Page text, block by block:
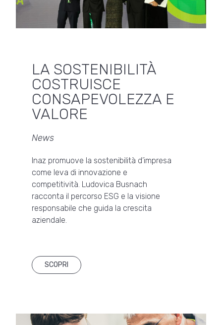
LA SOSTENIBILITÀ
COSTRUISCE
CONSAPEVOLEZZA E
VALORE
News
Inaz promuove la sostenibilità d’impresa
come leva di innovazione e
competitività. Ludovica Busnach
racconta il percorso ESG e la visione
responsabile che guida la crescita
aziendale.
SCOPRI